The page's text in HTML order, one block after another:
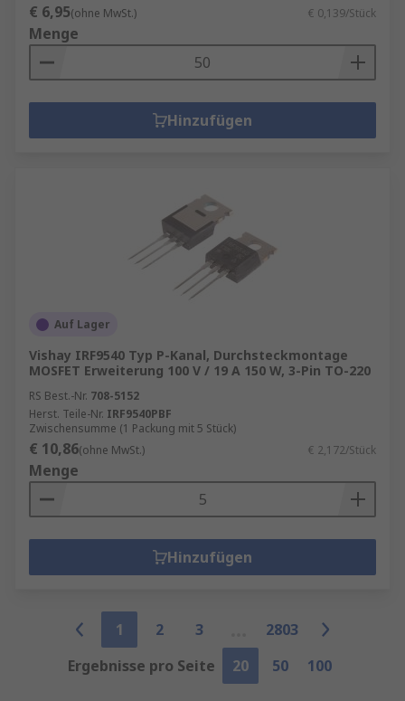
€ 6,95(ohne MwSt.) € 0,139/Stück
Menge
Hinzufügen
Auf Lager
Vishay IRF9540 Typ P-Kanal, Durchsteckmontage
MOSFET Erweiterung 100 V / 19 A 150 W, 3-Pin TO-220
RS Best.-Nr. 708-5152
Herst. Teile-Nr. IRF9540PBF
Zwischensumme (1 Packung mit 5 Stück)
€ 10,86(ohne MwSt.) € 2,172/Stück
Menge
Hinzufügen
1 2 3
2803
Ergebnisse pro Seite
20 50 100